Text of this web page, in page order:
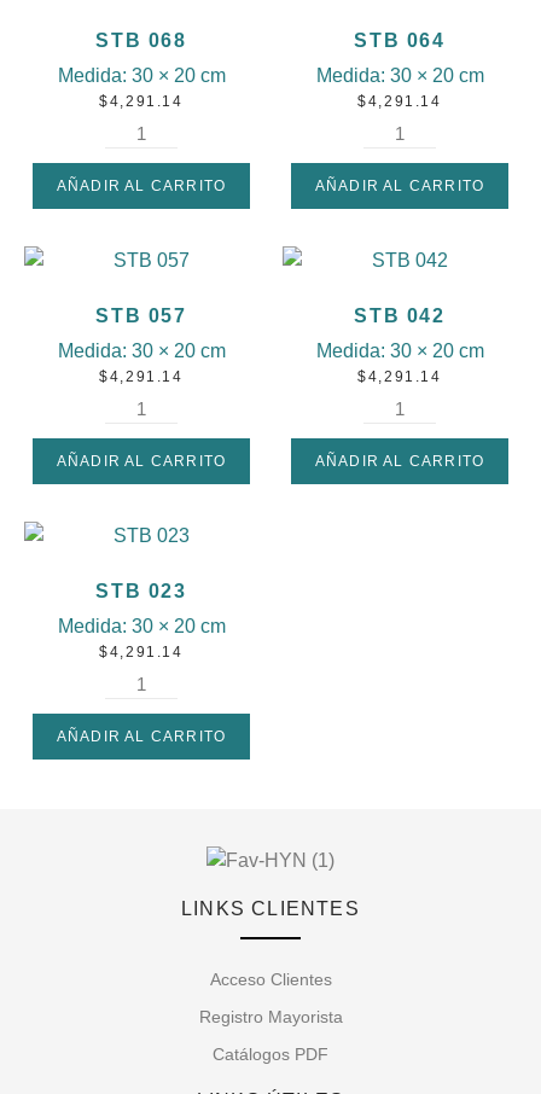
STB 068
Medida: 30 × 20 cm
$4,291.14
AÑADIR AL CARRITO
STB 064
Medida: 30 × 20 cm
$4,291.14
AÑADIR AL CARRITO
STB 057
Medida: 30 × 20 cm
$4,291.14
AÑADIR AL CARRITO
STB 042
Medida: 30 × 20 cm
$4,291.14
AÑADIR AL CARRITO
STB 023
Medida: 30 × 20 cm
$4,291.14
AÑADIR AL CARRITO
LINKS CLIENTES
Acceso Clientes
Registro Mayorista
Catálogos PDF